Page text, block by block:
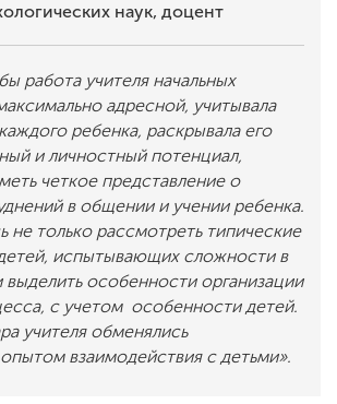
наук, доцент
работа учителя начальных
адресной, учитывала
ребенка, раскрывала его
и личностный потенциал,
четкое представление о
в общении и учении ребенка.
не только рассмотреть типические
испытывающих сложности в
выделить особенности организации
с учетом особенности детей.
учителя обменялись
взаимодействия с детьми».